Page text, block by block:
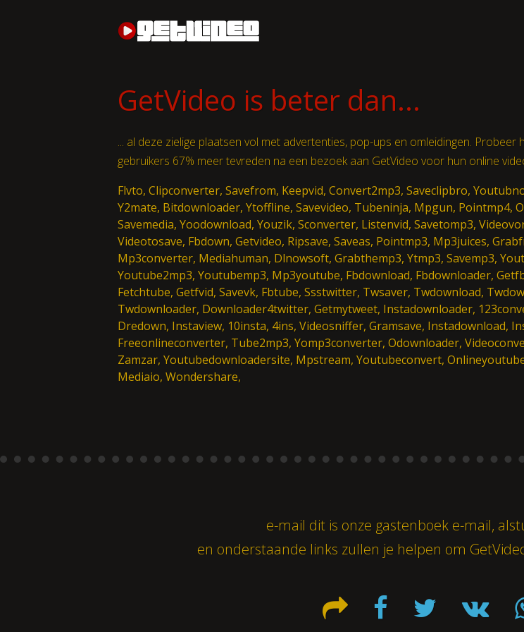
GetVideo is beter dan...
... al deze zielige plaatsen vol met advertenties, pop-ups en omleidingen.
gebruikers 67% meer tevreden na een bezoek aan GetVideo voor hun online
Flvto, Clipconverter, Savefrom, Keepvid, Convert2mp3, Saveclipbro,
Y2mate, Bitdownloader, Ytoffline, Savevideo, Tubeninja, Mpgun, Pointmp4,
Savemedia, Yoodownload, Youzik, Sconverter, Listenvid, Savetomp3,
Videotosave, Fbdown, Getvideo, Ripsave, Saveas, Pointmp3, Mp3juices,
Mp3converter, Mediahuman, Dlnowsoft, Grabthemp3, Ytmp3, Savemp3,
Youtube2mp3, Youtubemp3, Mp3youtube, Fbdownload, Fbdownloader,
Fetchtube, Getfvid, Savevk, Fbtube, Ssstwitter, Twsaver, Twdownload,
Twdownloader, Downloader4twitter, Getmytweet, Instadownloader,
Dredown, Instaview, 10insta, 4ins, Videosniffer, Gramsave, Instadownload,
Freeonlineconverter, Tube2mp3, Yomp3converter, Odownloader,
Zamzar, Youtubedownloadersite, Mpstream, Youtubeconvert,
Mediaio, Wondershare,
e-mail dit is onze gastenboek e-mail,
en onderstaande links zullen je helpen om